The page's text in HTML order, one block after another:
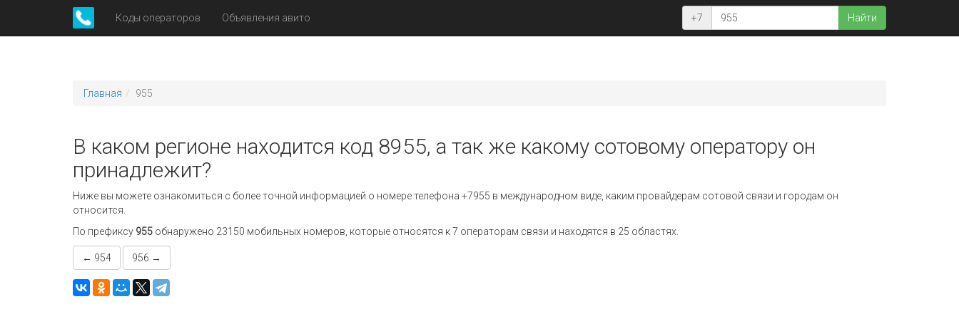
Коды операторов Объявления авито +7 Найти
Главная 955
В каком регионе находится код 8955, а так же какому сотовому оператору он
принадлежит?
Ниже вы можете ознакомиться с более точной информацией о номере телефона +7955 в международном виде, каким провайдерам сотовой связи и городам он
относится.
По префиксу 955 обнаружено 23150 мобильных номеров, которые относятся к 7 операторам связи и находятся в 25 областях.
← 954 956 →